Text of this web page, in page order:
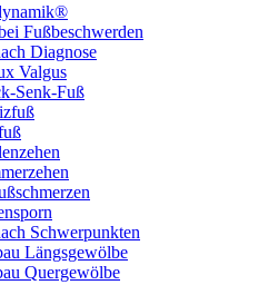
Fußbeschwerden
Diagnose
Valgus
Senk-Fuß
Schwerpunkten
Längsgewölbe
Quergewölbe